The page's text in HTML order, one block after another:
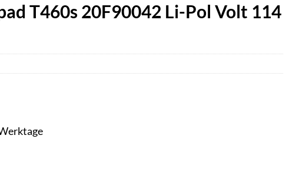
T460s 20F90042 Li-Pol Volt 114